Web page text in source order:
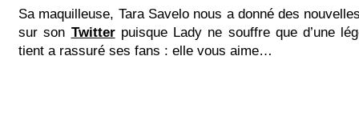
Sa maquilleuse, Tara Savelo nous a donné des
sur son Twitterpuisque Lady ne souffre que d’une
tient a rassuré ses fans : elle vous aime…